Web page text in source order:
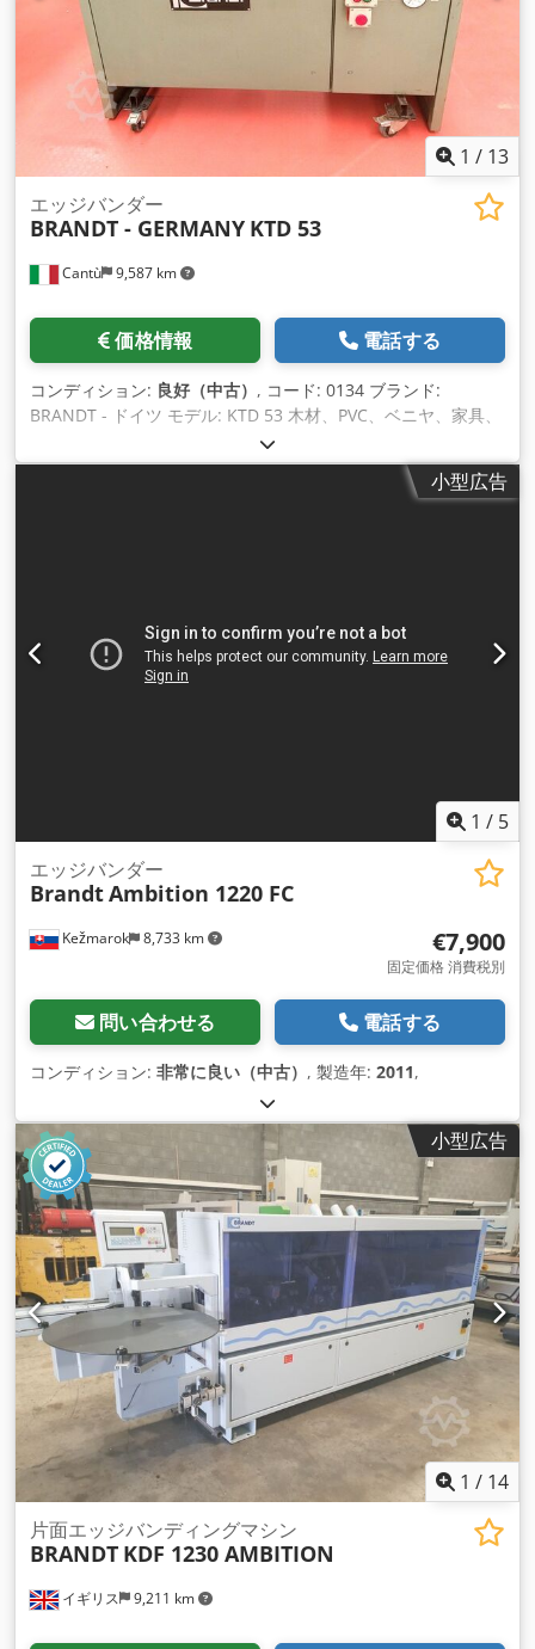
1 / 13
Cantù 9,587 km
エッジバンダー
BRANDT - GERMANY KTD 53
価格情報 電話する
コンディション: 良好（中古） , コード: 0134 ブランド:
BRANDT - ドイツ モデル: KTD 53 木材、PVC、ベニヤ、家具、
特注家具、建具など様々な用途に対応する自動エッジバンダー
Chedpfowq Sc Ssx Aahsa 技術データ: 最小/最大パネル高さ:
10/40 mm エッジ厚さ: 最小/最大 0.4 - 1.5 mm 送り速度: 電動
小型広告
1 / 5
Kežmarok 8,733 km
エッジバンダー
BrandtAmbition 1220 FC
€7,900
固定価格 消費税別
問い合わせる 電話する
コンディション: 非常に良い（中古） , 製造年: 2011,
小型広告
1 / 14
イギリス 9,211 km
片面エッジバンディングマシン
BRANDT KDF 1230 AMBITION